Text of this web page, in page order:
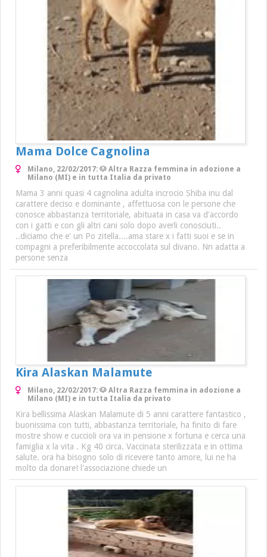
Mama Dolce Cagnolina
Milano, 22/02/2017: 🐶 Altra Razza femmina in adozione a
Milano (MI) e in tutta Italia da privato
Mama 3 anni quasi 4 cagnolina adulta incrocio Shiba inu dal
carattere deciso e dominante , affettuosa con le persone che
conosce abbastanza territoriale, abituata in casa va d'accordo
con i gatti e con gli altri cani solo dopo averli conosciuti..
..diciamo che e' un Po zitella....ama stare x i fatti suoi e se in
compagni a preferibilmente accoccolata sul divano. Nn adatta a
persone senza
Kira Alaskan Malamute
Milano, 22/02/2017: 🐶 Altra Razza femmina in adozione a
Milano (MI) e in tutta Italia da privato
Kira bellissima Alaskan Malamute di 5 anni carattere fantastico ,
buonissima con tutti, abbastanza territoriale, ha finito di fare
mostre show e cuccioli ora va in pensione x fortuna e cerca una
famiglia x la vita . Kg 40 circa. Vaccinata sterilizzata e in ottima
salute. ora ha bisogno solo di ricevere tanto amore, lui ne ha
molto da donare! l'associazione chiede un